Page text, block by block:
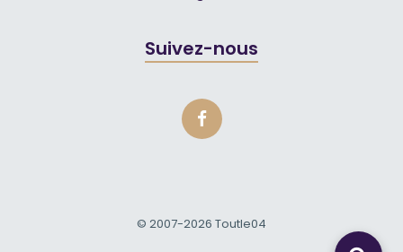
Suivez-nous
© 2007-2026 Toutle04